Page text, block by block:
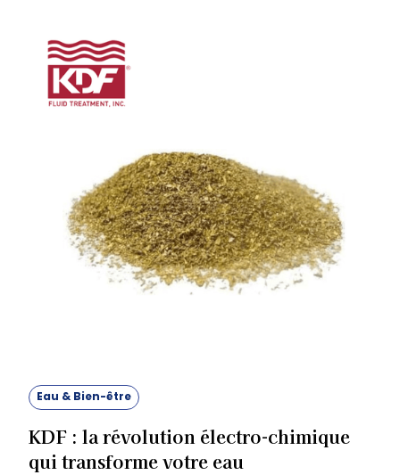
consomment.
Eau & Bien-être
KDF : la révolution électro-chimique
qui transforme votre eau